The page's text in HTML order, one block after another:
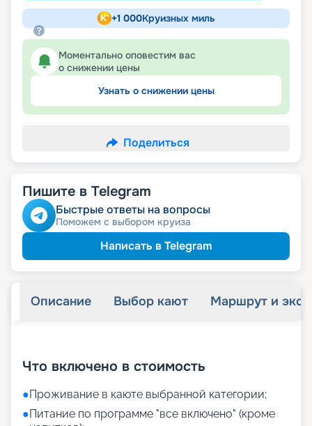
+1 000Круизных миль
Моментально оповестим вас
о снижении цены
Узнать о снижении цены
Поделиться
Пишите в Telegram
Быстрые ответы на вопросы
Поможем с выбором круиза
Написать в Telegram
Описание Выбор кают Маршрут и
Что включено в стоимость
●Проживание в каюте выбранной категории;
●Питание по программе "все включено" (кроме